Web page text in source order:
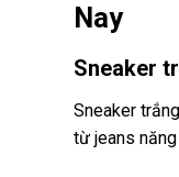
Nay
Sneaker
Sneaker
từ jeans